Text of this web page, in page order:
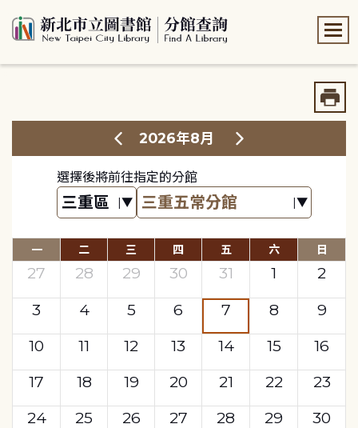
2026年8月
選擇後將前往指定的分館
一 二 三 四 五 六 日
27 28 29 30 31 1
2
3
4 5 6 7 8
9
10
11 12 13 14 15
16
17
18 19 20 21 22
23
24
25 26 27 28 29
30